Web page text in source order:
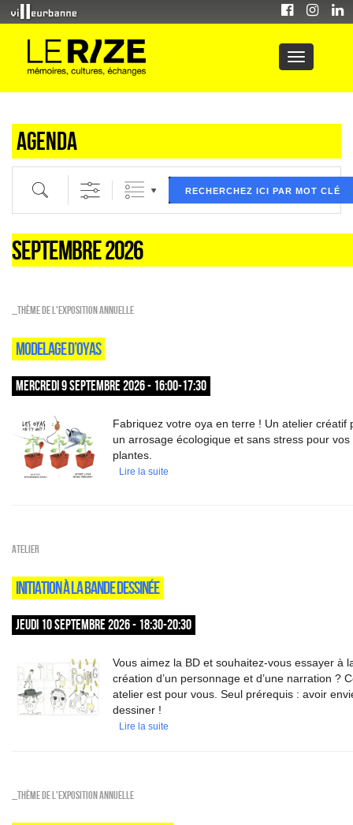
Agenda
Recherche par mot clé (ici) et / ou filtre (ci dessous) puis validez
RECHERCHEZ ICI PAR MOT CLÉ
SEPTEMBRE 2026
_Thème de l'exposition annuelle
MODELAGE D’OYAS
MERCREDI 9 SEPTEMBRE 2026 - 16:00-17:30
Fabriquez votre oya en terre ! Un atelier créatif
un arrosage écologique et sans stress pour vos
plantes.
Lire la suite
Atelier
INITIATION À LA BANDE DESSINÉE
JEUDI 10 SEPTEMBRE 2026 - 18:30-20:30
Vous aimez la BD et souhaitez-vous essayer à
création d’un personnage et d’une narration ?
atelier est pour vous. Seul prérequis : avoir
dessiner !
Lire la suite
_Thème de l'exposition annuelle